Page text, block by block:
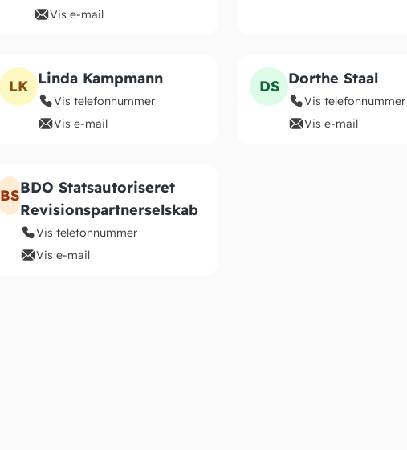
Vis e-mail
LK Linda Kampmann
Vis telefonnummer
Vis e-mail
DS Dorthe Staal
Vis telefonnummer
Vis e-mail
BSBDO Statsautoriseret
Revisionspartnerselskab
Vis telefonnummer
Vis e-mail